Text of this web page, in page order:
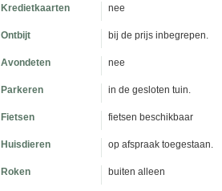
Kredietkaarten nee
Ontbijt bij de prijs inbegrepen.
Avondeten nee
Parkeren in de gesloten tuin.
Fietsen fietsen beschikbaar
Huisdieren op afspraak toegestaan.
Roken buiten alleen